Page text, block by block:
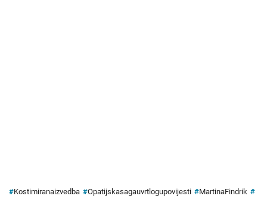
#Kostimiranaizvedba #Opatijskasagauvrtlogupovijesti #MartinaFindrik #